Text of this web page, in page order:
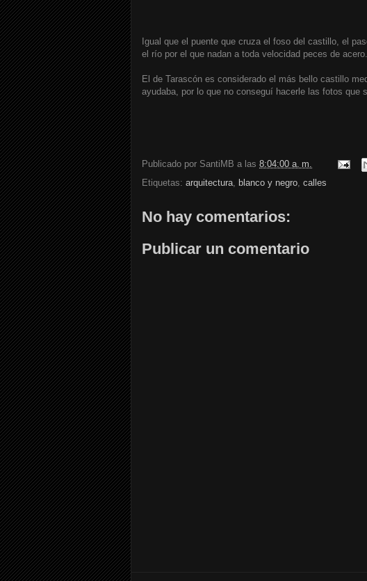
Igual que el puente que cruza el foso del castillo, el
el río por el que nadan a toda velocidad peces de acero.
El de Tarascón es considerado el más bello castillo
ayudaba, por lo que no conseguí hacerle las fotos que
Publicado por SantiMB a las 8:04:00 a. m.
Etiquetas: arquitectura, blanco y negro, calles
No hay comentarios:
Publicar un comentario